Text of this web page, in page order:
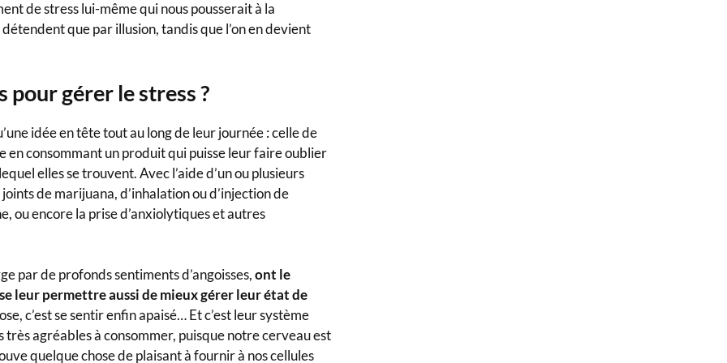
de stress lui-même qui nous pousserait à la
que par illusion, tandis que l’on en devient
pour gérer le stress ?
idée en tête tout au long de leur journée : celle de
consommant un produit qui puisse leur faire oublier
elles se trouvent. Avec l’aide d’un ou plusieurs
de marijuana, d’inhalation ou d’injection de
ou encore la prise d’anxiolytiques et autres
par de profonds sentiments d’angoisses,ont le
leur permettre aussi de mieux gérer leur état de
c’est se sentir enfin apaisé… Et c’est leur système
agréables à consommer, puisque notre cerveau est
quelque chose de plaisant à fournir à nos cellules